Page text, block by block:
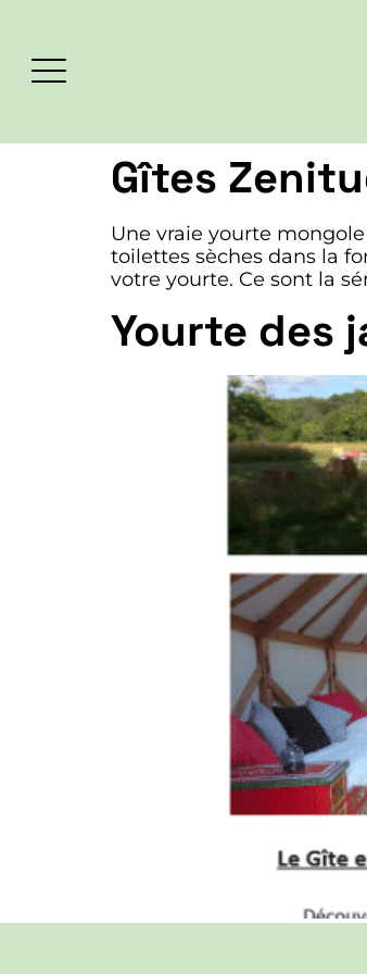
Gîtes
Une vraie yourte
toilettes sèches dans la
votre yourte. Ce sont la
Yourte des